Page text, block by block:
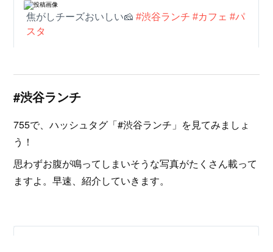
#渋谷ランチ
755で、ハッシュタグ「#渋谷ランチ」を見てみましょ
う！
思わずお腹が鳴ってしまいそうな写真がたくさん載って
ますよ。早速、紹介していきます。